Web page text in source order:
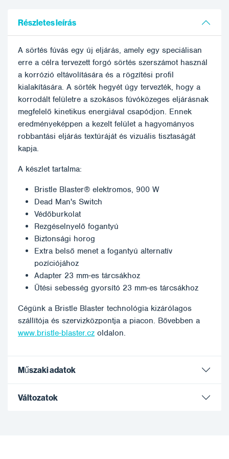
Részletes leírás
A sörtés fúvás egy új eljárás, amely egy speciálisan
erre a célra tervezett forgó sörtés szerszámot használ
a korrózió eltávolítására és a rögzítési profil
kialakítására. A sörték hegyét úgy tervezték, hogy a
korrodált felületre a szokásos fúvóközeges eljárásnak
megfelelő kinetikus energiával csapódjon. Ennek
eredményeképpen a kezelt felület a hagyományos
robbantási eljárás textúráját és vizuális tisztaságát
kapja.
A készlet tartalma:
Bristle Blaster® elektromos, 900 W
Dead Man's Switch
Védőburkolat
Rezgéselnyelő fogantyú
Biztonsági horog
Extra belső menet a fogantyú alternatív
pozíciójához
Adapter 23 mm-es tárcsákhoz
Ütési sebesség gyorsító 23 mm-es tárcsákhoz
Cégünk a Bristle Blaster technológia kizárólagos
szállítója és szervizközpontja a piacon. Bővebben a
www.bristle-blaster.cz oldalon.
Műszaki adatok
Változatok